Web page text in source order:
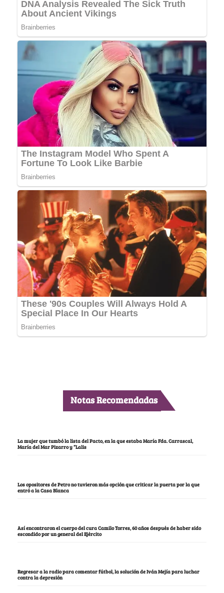
Notas Recomendadas
La mujer que tumbó la lista del Pacto, en la que estaba María Fda. Carrascal,
María del Mar Pizarro y “Lalis
Los opositores de Petro no tuvieron más opción que criticar la puerta por la que
entró a la Casa Blanca
Así encontraron el cuerpo del cura Camilo Torres, 60 años después de haber sido
escondido por un general del Ejército
Regresar a la radio para comentar fútbol, la solución de Iván Mejía para luchar
contra la depresión